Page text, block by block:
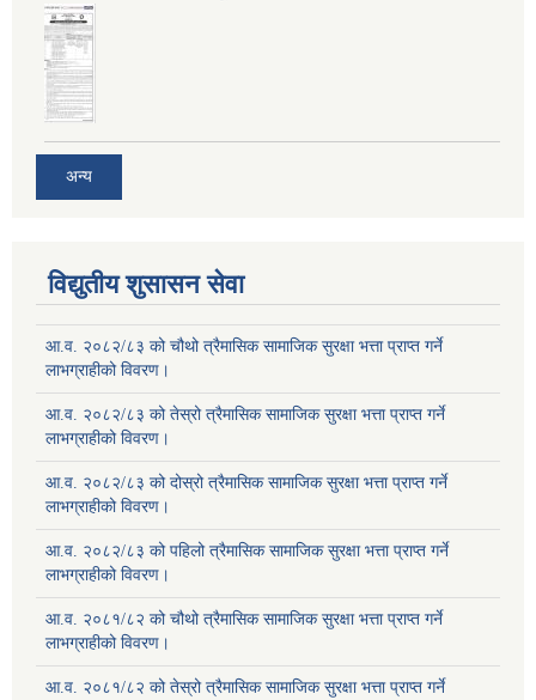
अन्य
विद्युतीय शुसासन सेवा
आ.व. २०८२/८३ को चौथो त्रैमासिक सामाजिक सुरक्षा भत्ता प्राप्त गर्ने
लाभग्राहीको विवरण।
आ.व. २०८२/८३ को तेस्रो त्रैमासिक सामाजिक सुरक्षा भत्ता प्राप्त गर्ने
लाभग्राहीको विवरण।
आ.व. २०८२/८३ को दोस्रो त्रैमासिक सामाजिक सुरक्षा भत्ता प्राप्त गर्ने
लाभग्राहीको विवरण।
आ.व. २०८२/८३ को पहिलो त्रैमासिक सामाजिक सुरक्षा भत्ता प्राप्त गर्ने
लाभग्राहीको विवरण।
आ.व. २०८१/८२ को चौथो त्रैमासिक सामाजिक सुरक्षा भत्ता प्राप्त गर्ने
लाभग्राहीको विवरण।
आ.व. २०८१/८२ को तेस्रो त्रैमासिक सामाजिक सुरक्षा भत्ता प्राप्त गर्ने